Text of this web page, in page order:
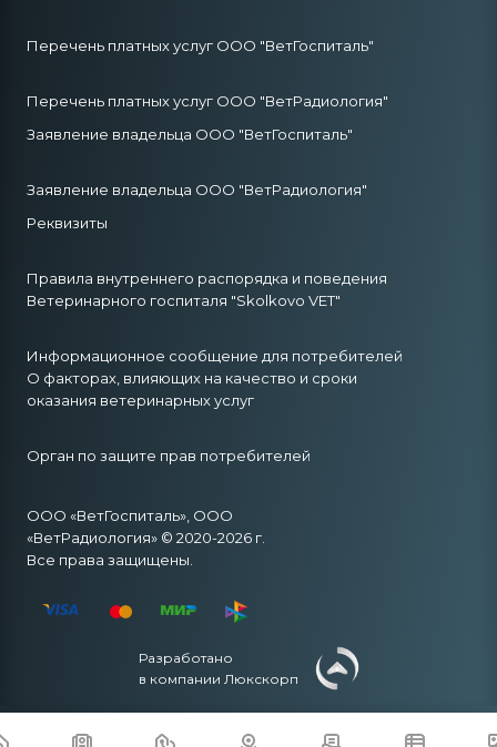
Перечень платных услуг ООО "ВетГоспиталь"
Перечень платных услуг ООО "ВетРадиология"
Заявление владельца ООО "ВетГоспиталь"
Заявление владельца ООО "ВетРадиология"
Реквизиты
Правила внутреннего распорядка и поведения
Ветеринарного госпиталя "Skolkovo VET"
Информационное сообщение для потребителей
О факторах, влияющих на качество и сроки
оказания ветеринарных услуг
Орган по защите прав потребителей
ООО «ВетГоспиталь», ООО
«ВетРадиология» © 2020-2026 г.
Все права защищены.
Разработано
в компании Люкскорп